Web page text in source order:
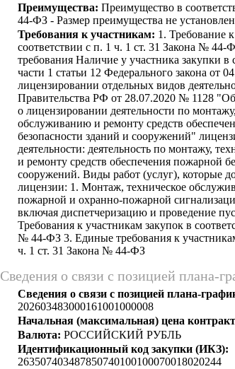
Преимущества: Преимущество в
44-ФЗ - Размер преимущества не установлен
Требования к участникам: 1. Требование
соответствии с п. 1 ч. 1 ст. 31 Закона №
требования Наличие у участника закупки в
части 1 статьи 12 Федерального закона от
лицензировании отдельных видов
Правительства РФ от 28.07.2020 № 1128
о лицензировании деятельности по
обслуживанию и ремонту средств
безопасности зданий и сооружений"
деятельности: деятельность по монтажу,
и ремонту средств обеспечения пожарной
сооружений. Виды работ (услуг), которые
лицензии: 1. Монтаж, техническое
пожарной и охранно-пожарной
включая диспетчеризацию и проведение
Требования к участникам закупок в
№ 44-ФЗ 3. Единые требования к
ч. 1 ст. 31 Закона № 44-ФЗ
Сведения о связи с позицией плана-
Сведения о связи с позицией плана-
202603483000161001000008
Начальная (максимальная) цена
Валюта: РОССИЙСКИЙ РУБЛЬ
Идентификационный код закупки (ИКЗ):
263507403487850740100100070018020244